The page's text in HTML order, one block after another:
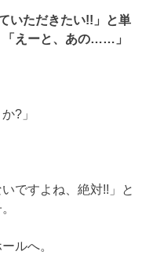
いただきたい!!」と単
「えーと、あの……」
?」
ですよね、絶対!!」と
ルへ。